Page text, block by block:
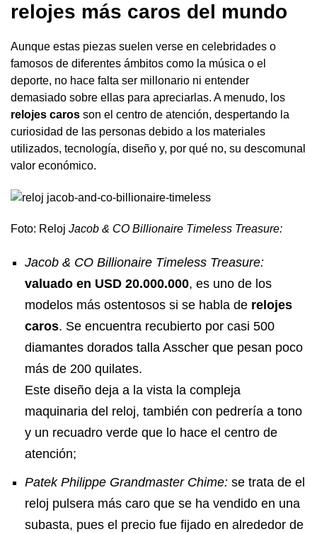
relojes más caros del mundo
Aunque estas piezas suelen verse en celebridades o
famosos de diferentes ámbitos como la música o el
deporte, no hace falta ser millonario ni entender
demasiado sobre ellas para apreciarlas. A menudo, los
relojes caros son el centro de atención, despertando la
curiosidad de las personas debido a los materiales
utilizados, tecnología, diseño y, por qué no, su descomunal
valor económico.
Foto: Reloj Jacob & CO Billionaire Timeless Treasure:
Jacob & CO Billionaire Timeless Treasure:
valuado en USD 20.000.000, es uno de los
modelos más ostentosos si se habla de relojes
caros. Se encuentra recubierto por casi 500
diamantes dorados talla Asscher que pesan poco
más de 200 quilates.
Este diseño deja a la vista la compleja
maquinaria del reloj, también con pedrería a tono
y un recuadro verde que lo hace el centro de
atención;
Patek Philippe Grandmaster Chime: se trata de el
reloj pulsera más caro que se ha vendido en una
subasta, pues el precio fue fijado en alrededor de